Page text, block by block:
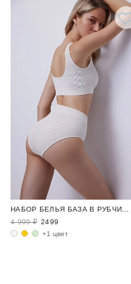
4 999 ₽ 2499
+1 цвет